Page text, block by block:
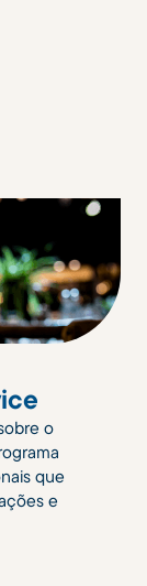
o
que
e